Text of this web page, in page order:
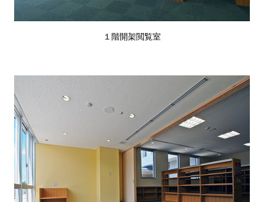
１階開架閲覧室